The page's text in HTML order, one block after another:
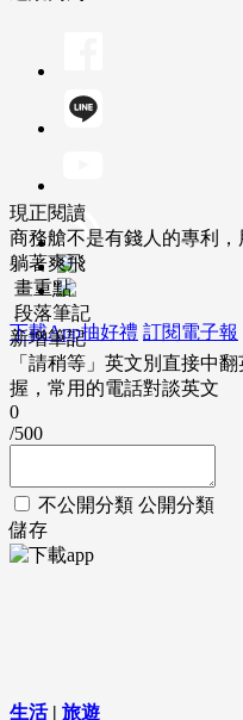
下載App抽好禮 訂閱電子報
現正閱讀
商務艙不是有錢人的專利
躺著爽飛
畫重點
段落筆記
新增筆記
「請稍等」英文別直接中翻
握，常用的電話對談英文
0
/500
不公開分類 公開分類
儲存
生活| 旅遊